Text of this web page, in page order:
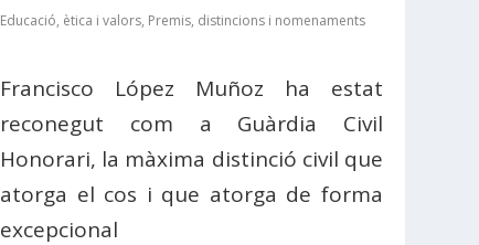
Educació, ètica i valors, Premis, distincions i nomenaments
Francisco López Muñoz ha estat
reconegut com a Guàrdia Civil
Honorari, la màxima distinció civil que
atorga el cos i que atorga de forma
excepcional